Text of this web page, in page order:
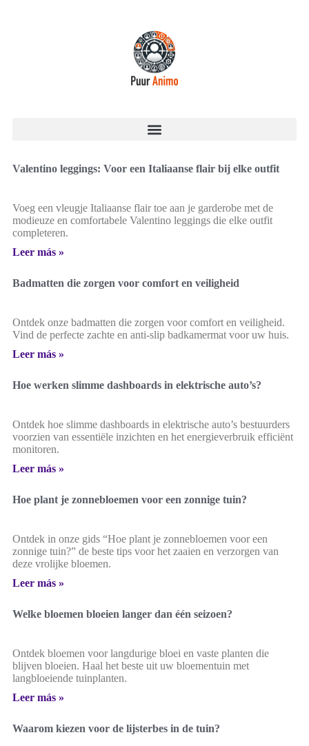
Valentino leggings: Voor een Italiaanse flair bij elke outfit
Voeg een vleugje Italiaanse flair toe aan je garderobe met de
modieuze en comfortabele Valentino leggings die elke outfit
completeren.
Leer más »
Badmatten die zorgen voor comfort en veiligheid
Ontdek onze badmatten die zorgen voor comfort en veiligheid.
Vind de perfecte zachte en anti-slip badkamermat voor uw huis.
Leer más »
Hoe werken slimme dashboards in elektrische auto’s?
Ontdek hoe slimme dashboards in elektrische auto’s bestuurders
voorzien van essentiële inzichten en het energieverbruik efficiënt
monitoren.
Leer más »
Hoe plant je zonnebloemen voor een zonnige tuin?
Ontdek in onze gids “Hoe plant je zonnebloemen voor een
zonnige tuin?” de beste tips voor het zaaien en verzorgen van
deze vrolijke bloemen.
Leer más »
Welke bloemen bloeien langer dan één seizoen?
Ontdek bloemen voor langdurige bloei en vaste planten die
blijven bloeien. Haal het beste uit uw bloementuin met
langbloeiende tuinplanten.
Leer más »
Waarom kiezen voor de lijsterbes in de tuin?